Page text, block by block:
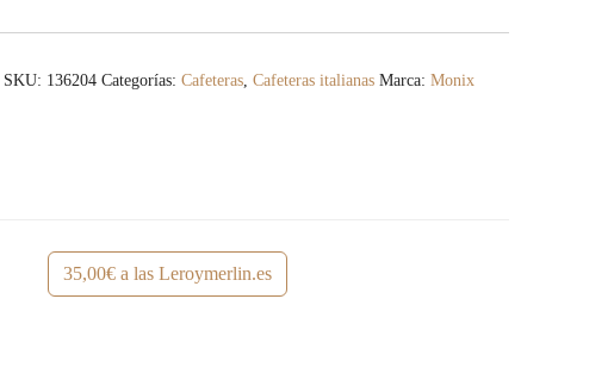
SKU: 136204 Categorías:Cafeteras,Cafeteras italianas Marca:Monix
35,00€ a las Leroymerlin.es